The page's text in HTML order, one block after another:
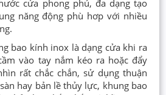
cửa phong phú, đa dạng tạo
năng động phù hơp với nhiều
bao kính inox là dạng cửa khi ra
vào tay nắm kéo ra hoặc đẩy
rất chắc chắn, sử dụng thuận
hay bản lề thủy lực, khung bao